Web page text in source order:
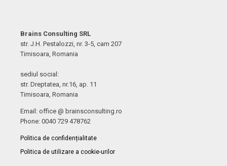
Brains Consulting SRL
str. J.H. Pestalozzi, nr. 3-5, cam 207
Timisoara, Romania
sediul social:
str. Dreptatea, nr.16, ap. 11
Timisoara, Romania
Email: office @ brainsconsulting.ro
Phone: 0040 729 478762
Politica de confidențialitate
Politica de utilizare a cookie-urilor